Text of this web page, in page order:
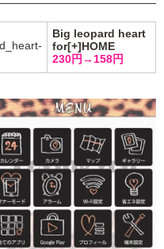
Big leopard heart
for[+]HOME
230円→158円